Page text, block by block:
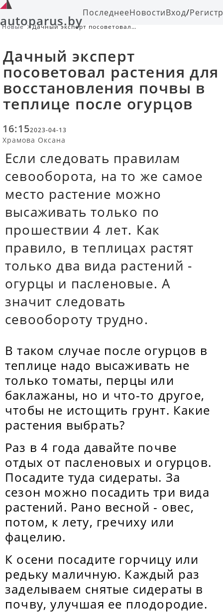
autoparus.byПоследнееНовостиВход/
Новые
Дачный эксперт посоветовал
Дачный эксперт
посоветовал растения для
восстановления почвы в
теплице после огурцов
16:152023-04-13
Храмова Оксана
Если следовать правилам
севооборота, на то же самое
место растение можно
высаживать только по
прошествии 4 лет. Как
правило, в теплицах растят
только два вида растений -
огурцы и пасленовые. А
значит следовать
севообороту трудно.
В таком случае после огурцов в
теплице надо высаживать не
только томаты, перцы или
баклажаны, но и что-то другое,
чтобы не истощить грунт. Какие
растения выбрать?
Раз в 4 года давайте почве
отдых от пасленовых и огурцов.
Посадите туда сидераты. За
сезон можно посадить три вида
растений. Рано весной - овес,
потом, к лету, гречиху или
фацелию.
К осени посадите горчицу или
редьку маличную. Каждый раз
заделываем снятые сидераты в
почву, улучшая ее плодородие.